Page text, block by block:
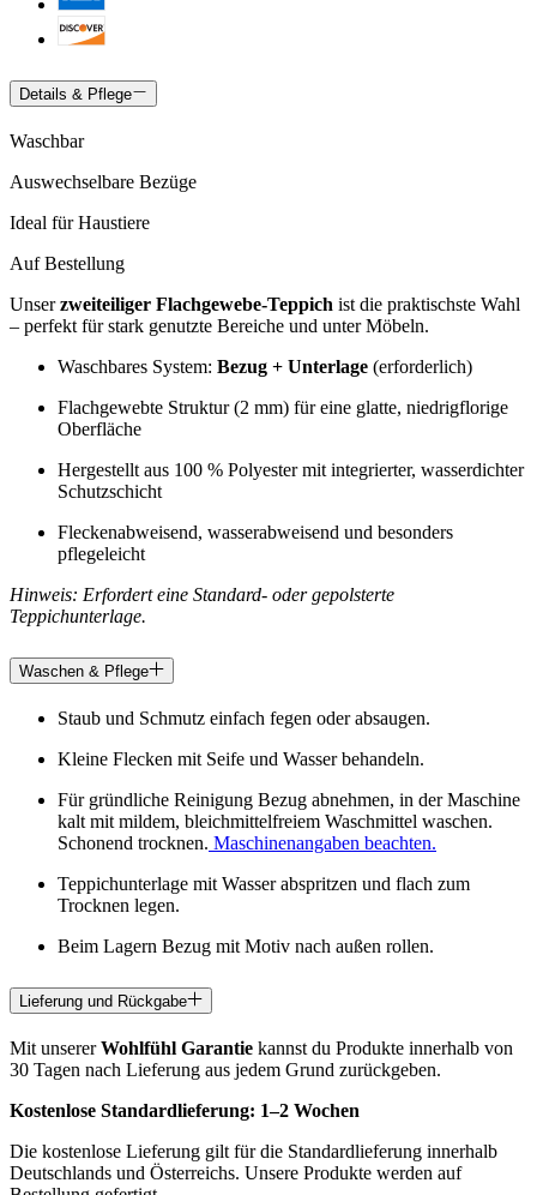
Details & Pflege
Waschbar
Auswechselbare Bezüge
Ideal für Haustiere
Auf Bestellung
Unserzweiteiliger Flachgewebe-Teppich ist die praktischste Wahl
– perfekt für stark genutzte Bereiche und unter Möbeln.
Waschbares System: Bezug + Unterlage (erforderlich)
Flachgewebte Struktur (2 mm) für eine glatte, niedrigflorige
Oberfläche
Hergestellt aus 100 % Polyester mit integrierter, wasserdichter
Schutzschicht
Fleckenabweisend, wasserabweisend und besonders
pflegeleicht
Hinweis: Erfordert eine Standard- oder gepolsterte
Teppichunterlage.
Waschen & Pflege
Staub und Schmutz einfach fegen oder absaugen.
Kleine Flecken mit Seife und Wasser behandeln.
Für gründliche Reinigung Bezug abnehmen, in der Maschine
kalt mit mildem, bleichmittelfreiem Waschmittel waschen.
Schonend trocknen. Maschinenangaben beachten.
Teppichunterlage mit Wasser abspritzen und flach zum
Trocknen legen.
Beim Lagern Bezug mit Motiv nach außen rollen.
Lieferung und Rückgabe
Mit unsererWohlfühl Garantie kannst du Produkte innerhalb von
30 Tagen nach Lieferung aus jedem Grund zurückgeben.
Kostenlose Standardlieferung: 1–2 Wochen
Die kostenlose Lieferung gilt für die Standardlieferung innerhalb
Deutschlands und Österreichs. Unsere Produkte werden auf